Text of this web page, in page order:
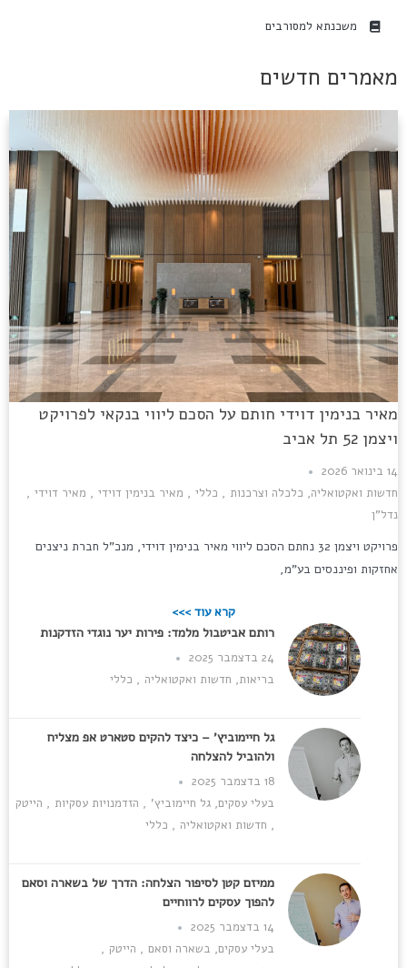
משכנתא למסורבים
מאמרים חדשים
מאיר בנימין דוידי חותם על הסכם ליווי בנקאי לפרויקט
ויצמן 52 תל אביב
14 בינואר 2026
חדשות ואקטואליה, כלכלה וצרכנות , כללי , מאיר בנימין דוידי , מאיר דוידי ,
נדל"ן
פרויקט ויצמן 32 נחתם הסכם ליווי מאיר בנימין דוידי, מנכ"ל חברת ניצנים
אחזקות ופיננסים בע"מ,
קרא עוד >>>
רותם אביטבול מלמד: פירות יער נוגדי הזדקנות
24 בדצמבר 2025
בריאות, חדשות ואקטואליה , כללי
גל חיימוביץ' – כיצד להקים סטארט אפ מצליח
ולהוביל להצלחה
18 בדצמבר 2025
בעלי עסקים,גל חיימוביץ' , הזדמנויות עסקיות , הייטק
, חדשות ואקטואליה , כללי
ממיזם קטן לסיפור הצלחה: הדרך של בשארה וסאם
להפוך עסקים לרווחיים
14 בדצמבר 2025
בעלי עסקים, בשארה וסאם , הייטק ,